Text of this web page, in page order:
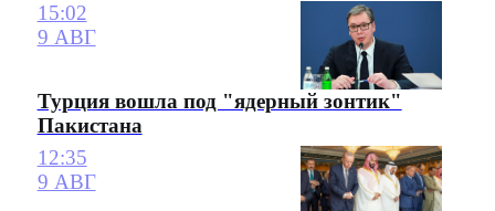
15:02
9 АВГ
Турция вошла под "ядерный зонтик"
Пакистана
12:35
9 АВГ